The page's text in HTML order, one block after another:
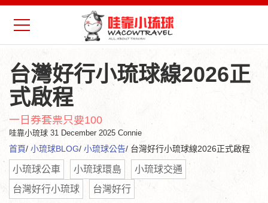
台灣好行小琉球線2026正
式啟程
一日券套票只要100
哇靠小琉球 31 December 2025 Connie
首頁/ 小琉球BLOG/ 小琉球公告/ 台灣好行小琉球線2026正式啟程
小琉球公車 小琉球環島
小琉球交通
台灣好行小琉球
台灣好行